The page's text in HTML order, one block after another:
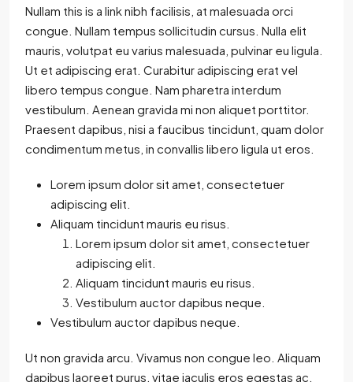
Nullam this is a link nibh facilisis, at malesuada orci
congue. Nullam tempus sollicitudin cursus. Nulla elit
mauris, volutpat eu varius malesuada, pulvinar eu ligula.
Ut et adipiscing erat. Curabitur adipiscing erat vel
libero tempus congue. Nam pharetra interdum
vestibulum. Aenean gravida mi non aliquet porttitor.
Praesent dapibus, nisi a faucibus tincidunt, quam dolor
condimentum metus, in convallis libero ligula ut eros.
Lorem ipsum dolor sit amet, consectetuer
adipiscing elit.
Aliquam tincidunt mauris eu risus.
Lorem ipsum dolor sit amet, consectetuer
adipiscing elit.
Aliquam tincidunt mauris eu risus.
Vestibulum auctor dapibus neque.
Vestibulum auctor dapibus neque.
Ut non gravida arcu. Vivamus non congue leo. Aliquam
dapibus laoreet purus, vitae iaculis eros egestas ac.